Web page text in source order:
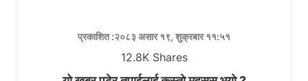
प्रकाशित :२०८३ असार १९, शुक्रबार ११:५१
12.8K Shares